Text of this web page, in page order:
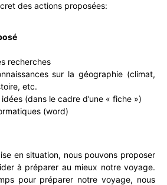
des actions proposées:
recherches
sur la géographie (climat,
etc.
(dans le cadre d’une « fiche »)
(word)
en situation, nous pouvons proposer
à préparer au mieux notre voyage.
pour préparer notre voyage, nous